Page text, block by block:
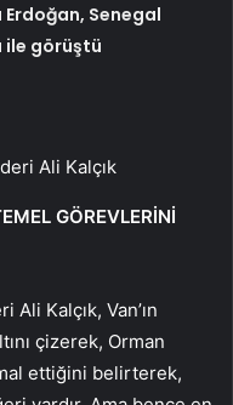
Senegal
ile görüştü
Ali Kalçık
GÖREVLERİNİ
Kalçık, Van’ın
çizerek, Orman
ettiğini belirterek,